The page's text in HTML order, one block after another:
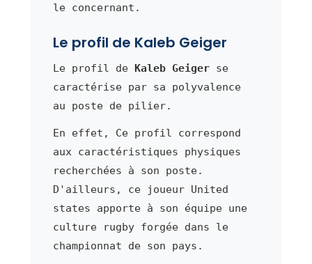
le concernant.
Le profil de Kaleb Geiger
Le profil de Kaleb Geigerse
caractérise par sa polyvalence
au poste de pilier.
En effet, Ce profil correspond
aux caractéristiques physiques
recherchées à son poste.
D'ailleurs, ce joueur United
states apporte à son équipe une
culture rugby forgée dans le
championnat de son pays.